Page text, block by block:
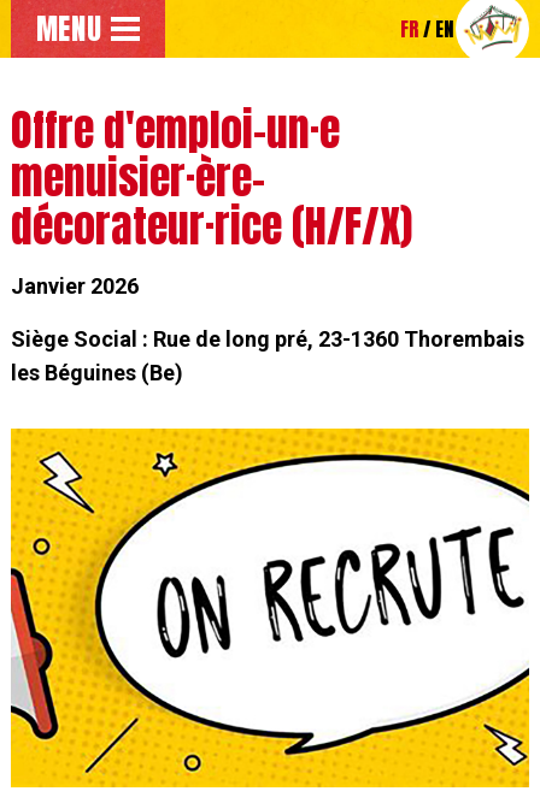
Aller au menu principal
Accéder directement au contenu principal de la page
MENU FR EN
Offre d'emploi-un·e
menuisier·ère-
décorateur·rice (H/F/X)
Janvier 2026
Siège Social : Rue de long pré, 23-1360 Thorembais
les Béguines (Be)